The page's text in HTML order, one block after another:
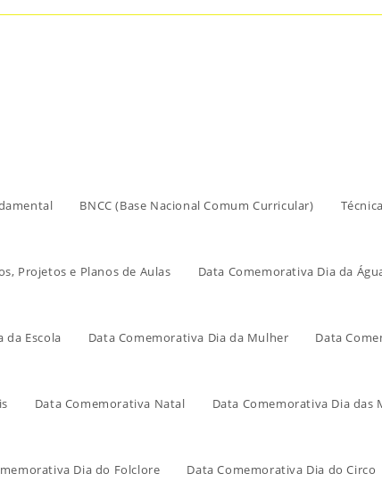
BNCC (Base Nacional Comum Curricular)
Projetos e Planos de Aulas Data Comemorativa Dia da
da Escola Data Comemorativa Dia da Mulher Data
Data Comemorativa Natal Data Comemorativa Dia das
Dia do Folclore Data Comemorativa Dia do Circo